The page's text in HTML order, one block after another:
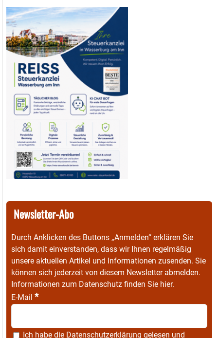
Newsletter-Abo
Durch Anklicken des Buttons „Anmelden“ erklären Sie
sich damit einverstanden, dass wir Ihnen regelmäßig
unsere aktuellen Artikel und Informationen zusenden. Sie
können sich jederzeit von diesem Newsletter abmelden.
Informationen zum Datenschutz finden Sie hier.
E-Mail *
Ich habe die Datenschutzerklärung gelesen und